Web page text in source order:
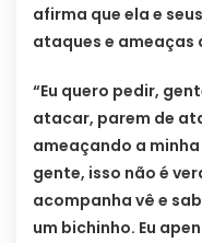
afirma que ela e
ataques e ameaças
“Eu quero pedir,
atacar, parem de
ameaçando a
gente, isso não é
acompanha vê e
um bichinho. Eu